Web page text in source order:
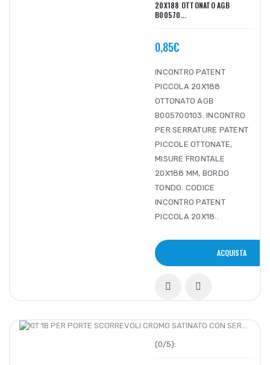
20X188 OTTONATO AGB
B00570...
0,85€
INCONTRO PATENT
PICCOLA 20X188
OTTONATO AGB
B005700103. INCONTRO
PER SERRATURE PATENT
PICCOLE OTTONATE,
MISURE FRONTALE
20X188 MM, BORDO
TONDO. CODICE
INCONTRO PATENT
PICCOLA 20X18..
ACQUISTA
(0/5):